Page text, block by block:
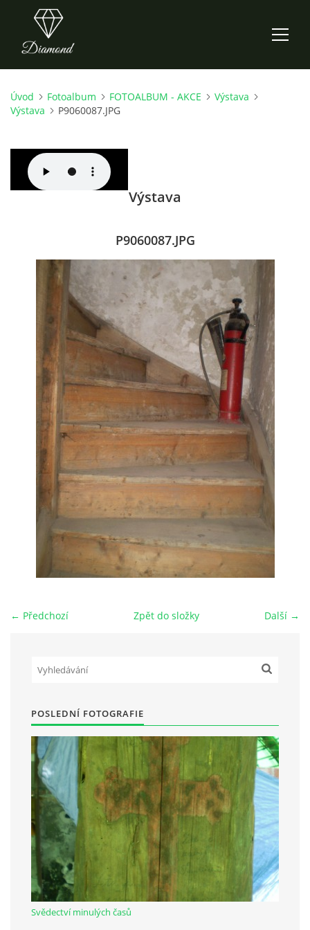
ÚVOD
O NÁS
CO NOVÉHO ZKOUŠÍME
KDY, KDE A CO HRAJEME
HRY OD ROKU 1973
VIDEOZÁZNAMY Z HER
FOTOALBUM
ČLENOVÉ - SOUČASNOST
HRY DO ROKU 1973
MÍSTO PRO VAŠE VZKAZY!!
Občanská vzdělávací jednota "Komenský" v Choceradech z.s.
257 24 Chocerady
IČ: 498 28 614
Kontaktní osoba:
Mgr. Miroslava Cinkeisová
723 967 851
Mirkaci@email.cz
© 2026 eStránky.cz RSS
Úvod Fotoalbum FOTOALBUM - AKCE
Výstava
Výstava
P9060087.JPG
Výstava
P9060087.JPG
← Předchozí Další →
Zpět do složky
POSLEDNÍ FOTOGRAFIE
Svědectví minulých časů